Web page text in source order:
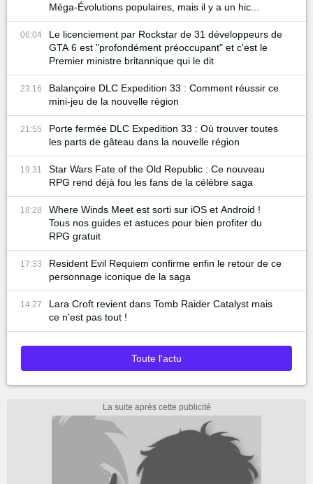
Méga-Évolutions populaires, mais il y a un hic...
06:04
Le licenciement par Rockstar de 31 développeurs de
GTA 6 est "profondément préoccupant" et c'est le
Premier ministre britannique qui le dit
23:16
Balançoire DLC Expedition 33 : Comment réussir ce
mini-jeu de la nouvelle région
21:55
Porte fermée DLC Expedition 33 : Où trouver toutes
les parts de gâteau dans la nouvelle région
19:31
Star Wars Fate of the Old Republic : Ce nouveau
RPG rend déjà fou les fans de la célèbre saga
18:28
Where Winds Meet est sorti sur iOS et Android !
Tous nos guides et astuces pour bien profiter du
RPG gratuit
17:33
Resident Evil Requiem confirme enfin le retour de ce
personnage iconique de la saga
14:27
Lara Croft revient dans Tomb Raider Catalyst mais
ce n'est pas tout !
Toute l'actu